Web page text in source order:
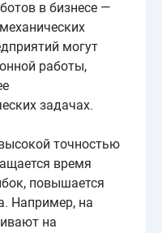
в бизнесе —
могут
работы,
задачах.
точностью
время
повышается
Например, на
на